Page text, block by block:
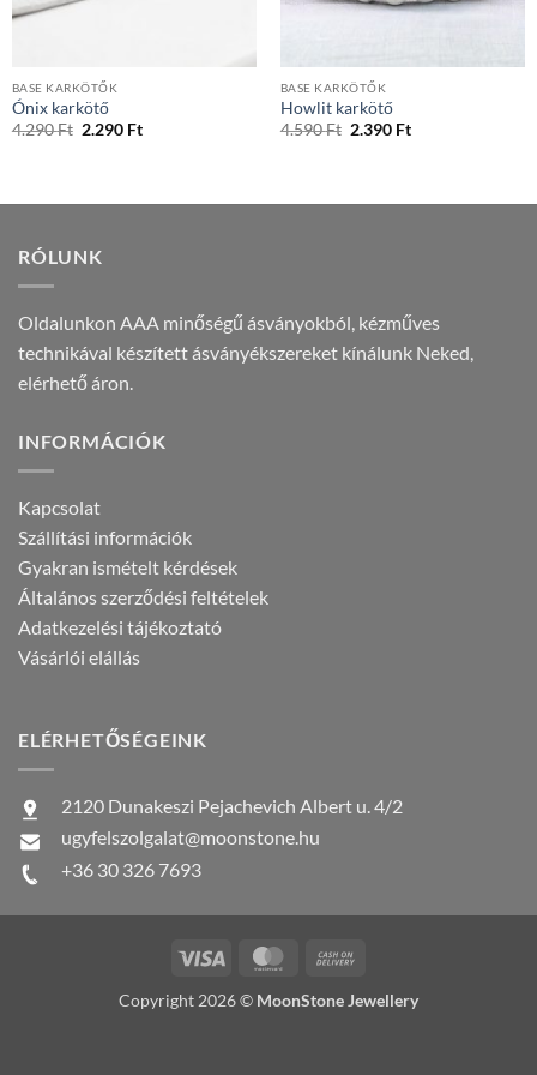
BASE KARKÖTŐK
Ónix karkötő
4.290Ft Original
2.290 FtCurrent
BASE KARKÖTŐK
Howlit karkötő
4.590Ft Original
2.390 FtCurrent
RÓLUNK
Oldalunkon AAA minőségű ásványokból, kézműves
technikával készített ásványékszereket kínálunk Neked,
elérhető áron.
INFORMÁCIÓK
Kapcsolat
Szállítási információk
Gyakran ismételt kérdések
Általános szerződési feltételek
Adatkezelési tájékoztató
Vásárlói elállás
ELÉRHETŐSÉGEINK
2120 Dunakeszi Pejachevich Albert u. 4/2
ugyfelszolgalat@moonstone.hu
+36 30 326 7693
Visa MasterCard
Delivery
Copyright 2026 © MoonStone Jewellery